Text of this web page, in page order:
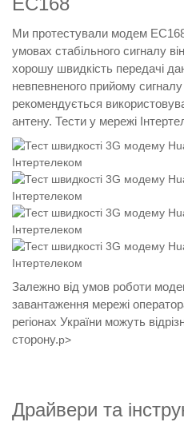
Ми протестували модем
умовах стабільного сигналу
хорошу швидкість передачі
невпевненого прийому сигналу
рекомендується
антену. Тести у мережі
Залежно від умов роботи
завантаження мережі
регіонах України можуть
сторону.p>
Драйвери та